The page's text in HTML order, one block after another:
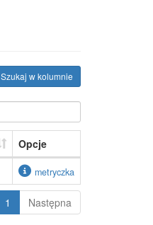
Szukaj w kolumnie
Opcje
metryczka
1 Następna